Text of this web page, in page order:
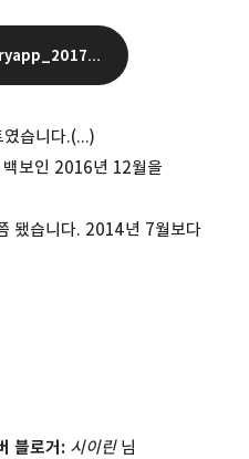
습니다.(...)
보인 2016년 12월을
됐습니다. 2014년 7월보다
블로거: 시이린님